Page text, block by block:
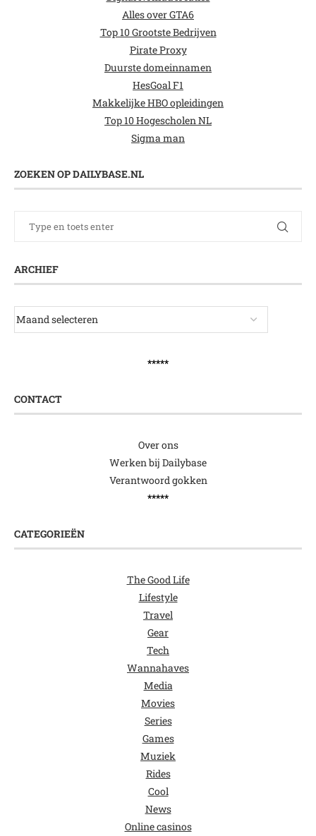
Alles over GTA6
Top 10 Grootste Bedrijven
Pirate Proxy
Duurste domeinnamen
HesGoal F1
Makkelijke HBO opleidingen
Top 10 Hogescholen NL
Sigma man
ZOEKEN OP DAILYBASE.NL
ARCHIEF
*****
CONTACT
Over ons
Werken bij Dailybase
Verantwoord gokken
*****
CATEGORIEËN
The Good Life
Lifestyle
Travel
Gear
Tech
Wannahaves
Media
Movies
Series
Games
Muziek
Rides
Cool
News
Online casinos